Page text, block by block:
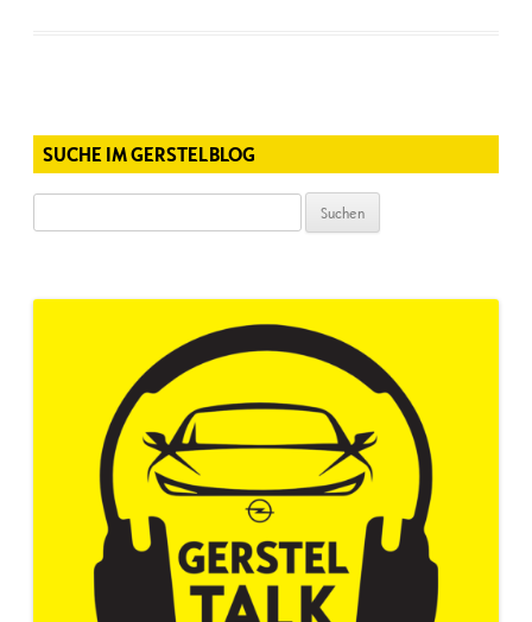
SUCHE IM GERSTELBLOG
nach: